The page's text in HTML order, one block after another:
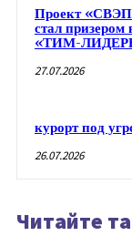
Проект
стал призером
«ТИМ-
27.07.2026
курорт под
26.07.2026
Читайте